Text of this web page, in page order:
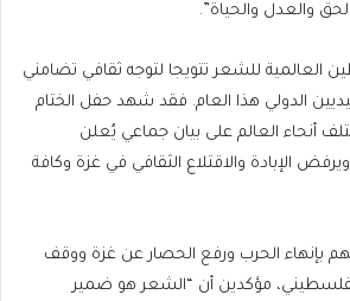
والعدل والحياة”.
العالمية للشعر تتويجا لتوجه ثقافي تضامني
الدولي هذا العام. فقد شهد حفل الختام
مختلف أنحاء العالم على بيان جماعي يُعلن
الإبادة والاقتلاع الثقافي في غزة وكافة
بإنهاء الحرب ورفع الحصار عن غزة ووقف
مؤكدين أن “الشعر هو ضمير